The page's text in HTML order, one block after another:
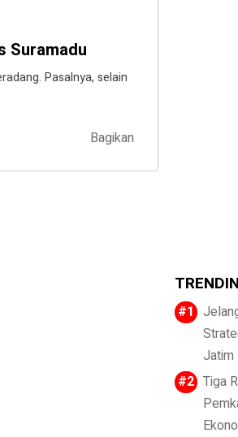
Suramadu
Pasalnya, selain
Bagikan
Jatim
Tiga